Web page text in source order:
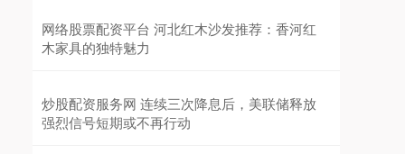
网络股票配资平台 河北红木沙发推荐：香河红
木家具的独特魅力
炒股配资服务网 连续三次降息后，美联储释放
强烈信号短期或不再行动